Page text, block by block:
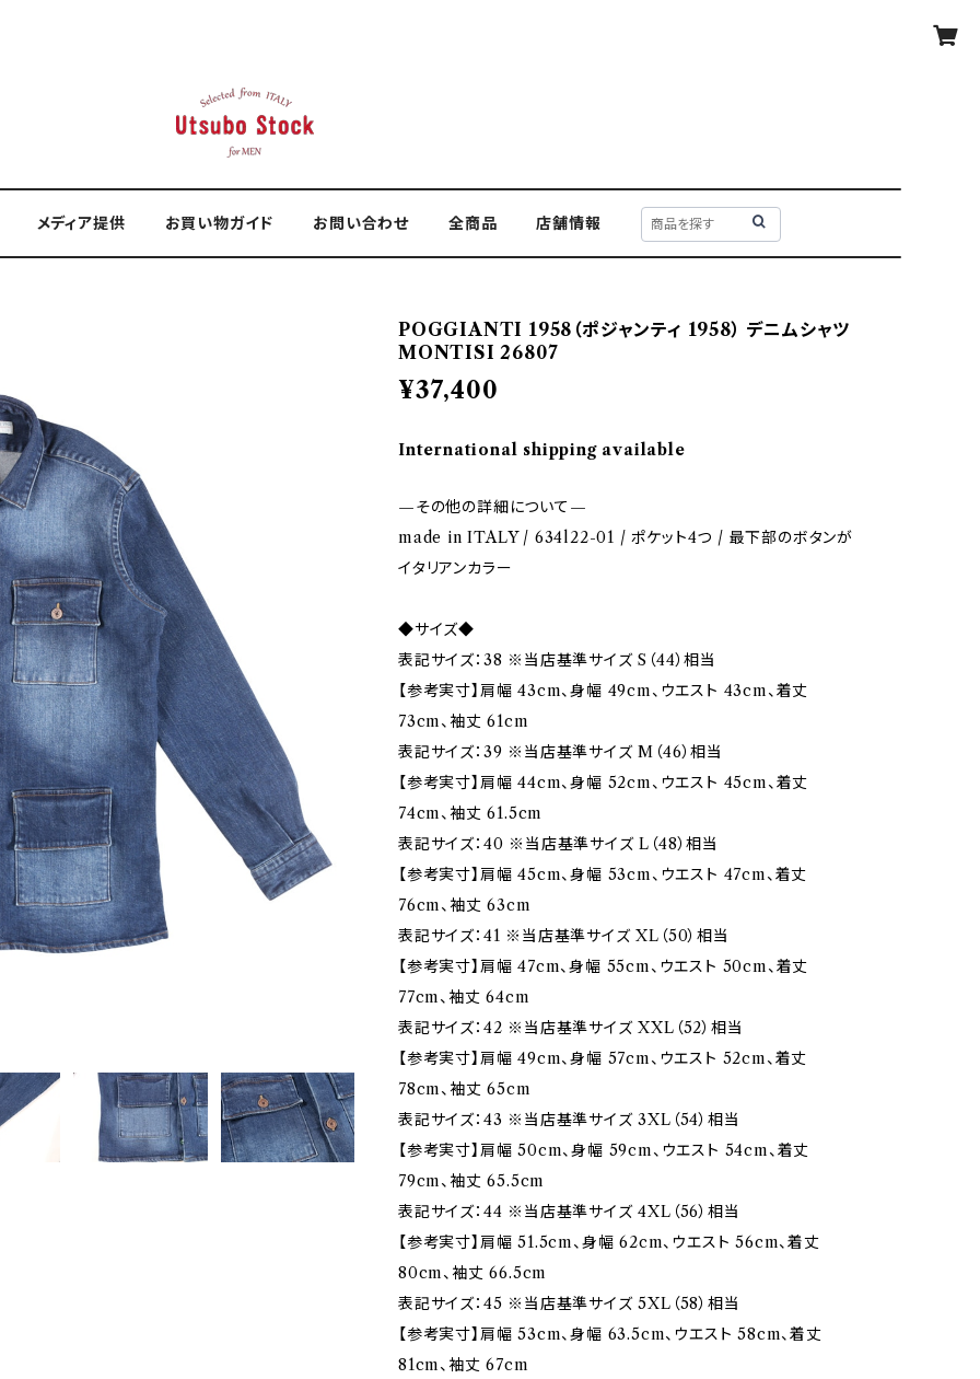
メディア提供 お買い物ガイド お問い合わせ 全商品 店舗情報
POGGIANTI 1958（ポジャンティ 1958） デニムシャツ
MONTISI 26807
¥37,400
International shipping available
—その他の詳細について—
made in ITALY / 634l22-01 / ポケット4つ / 最下部のボタンが
イタリアンカラー
◆サイズ◆
表記サイズ：38 ※当店基準サイズ S（44）相当
【参考実寸】肩幅 43cm、身幅 49cm、ウエスト 43cm、着丈
73cm、袖丈 61cm
表記サイズ：39 ※当店基準サイズ M（46）相当
【参考実寸】肩幅 44cm、身幅 52cm、ウエスト 45cm、着丈
74cm、袖丈 61.5cm
表記サイズ：40 ※当店基準サイズ L（48）相当
【参考実寸】肩幅 45cm、身幅 53cm、ウエスト 47cm、着丈
76cm、袖丈 63cm
表記サイズ：41 ※当店基準サイズ XL（50）相当
【参考実寸】肩幅 47cm、身幅 55cm、ウエスト 50cm、着丈
77cm、袖丈 64cm
表記サイズ：42 ※当店基準サイズ XXL（52）相当
【参考実寸】肩幅 49cm、身幅 57cm、ウエスト 52cm、着丈
78cm、袖丈 65cm
表記サイズ：43 ※当店基準サイズ 3XL（54）相当
【参考実寸】肩幅 50cm、身幅 59cm、ウエスト 54cm、着丈
79cm、袖丈 65.5cm
表記サイズ：44 ※当店基準サイズ 4XL（56）相当
【参考実寸】肩幅 51.5cm、身幅 62cm、ウエスト 56cm、着丈
80cm、袖丈 66.5cm
表記サイズ：45 ※当店基準サイズ 5XL（58）相当
【参考実寸】肩幅 53cm、身幅 63.5cm、ウエスト 58cm、着丈
81cm、袖丈 67cm